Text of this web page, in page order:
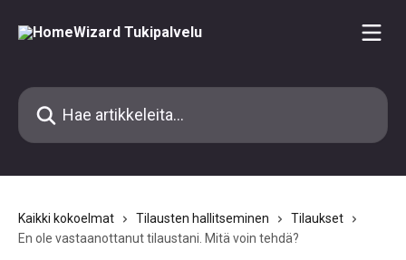
Hae artikkeleita...
Kaikki kokoelmat Tilausten hallitseminen
Tilaukset
En ole vastaanottanut tilaustani. Mitä voin tehdä?